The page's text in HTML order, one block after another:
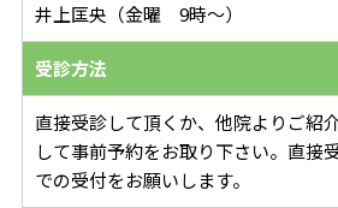
井上匡央（金曜 9時～）
受診方法
直接受診して頂くか、他院よりご紹
して事前予約をお取り下さい。直接
での受付をお願いします。